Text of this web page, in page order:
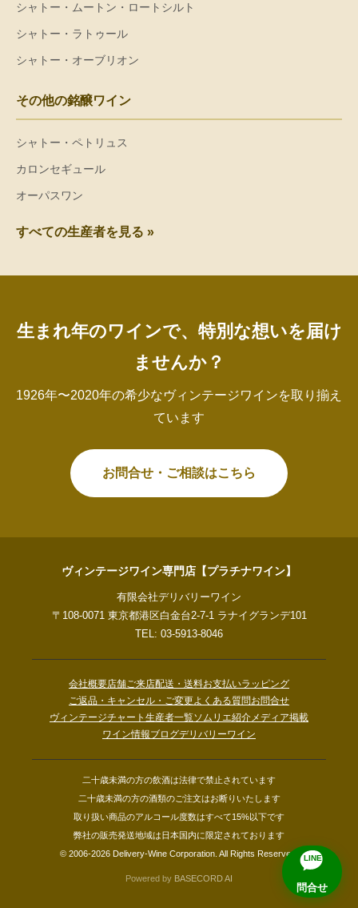
シャトー・ムートン・ロートシルト
シャトー・ラトゥール
シャトー・オーブリオン
その他の銘醸ワイン
シャトー・ペトリュス
カロンセギュール
オーパスワン
すべての生産者を見る »
生まれ年のワインで、特別な想いを届け
ませんか？
1926年〜2020年の希少なヴィンテージワインを取り揃え
ています
お問合せ・ご相談はこちら
ヴィンテージワイン専門店【プラチナワイン】
有限会社デリバリーワイン
〒108-0071 東京都港区白金台2-7-1 ラナイグランデ101
TEL: 03-5913-8046
会社概要店舗ご来店配送・送料お支払いラッピング
ご返品・キャンセル・ご変更よくある質問お問合せ
ヴィンテージチャート 生産者一覧ソムリエ紹介メディア掲載
ワイン情報ブログデリバリーワイン
二十歳未満の方の飲酒は法律で禁止されています
二十歳未満の方の酒類のご注文はお断りいたします
取り扱い商品のアルコール度数はすべて15%以下です
弊社の販売発送地域は日本国内に限定されております
© 2006-2026 Delivery-Wine Corporation. All Rights Reserved.
Powered by BASECORD AI
LINE
問合せ